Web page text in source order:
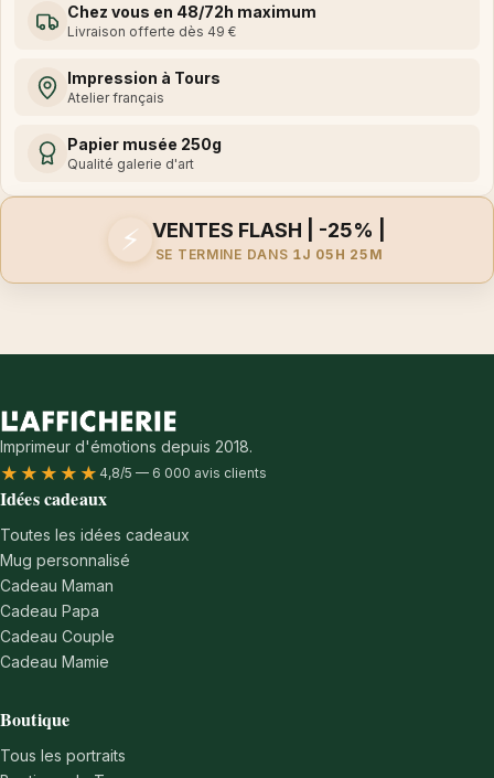
Chez vous en 48/72h maximum
Livraison offerte dès 49 €
Impression à Tours
Atelier français
Papier musée 250g
Qualité galerie d'art
⚡ VENTES FLASH | -25% |
SE TERMINE DANS 1J 05H 25M
Imprimeur d'émotions depuis 2018.
★★★★★ 4,8/5 — 6 000 avis clients
Idées cadeaux
Toutes les idées cadeaux
Mug personnalisé
Cadeau Maman
Cadeau Papa
Cadeau Couple
Cadeau Mamie
Boutique
Tous les portraits